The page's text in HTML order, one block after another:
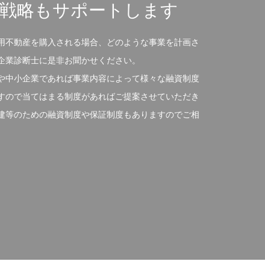
略もサポートします
不動産を購入される場合、どのような事業を計画さ
業診断士に是非お聞かせください。
中小企業であれば事業内容によって様々な融資制度
ので当てはまる制度があればご提案させていただき
等のための融資制度や保証制度もありますのでご相